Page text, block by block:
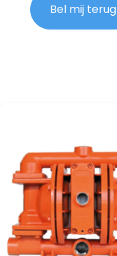
Bel mij terug